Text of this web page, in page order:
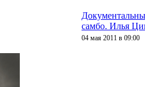
самбо. Илья
04 мая 2011 в 09:00